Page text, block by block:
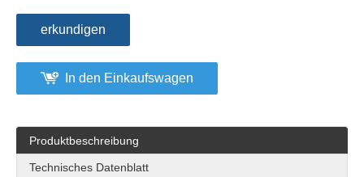
erkundigen
In den Einkaufswagen
Produktbeschreibung
Technisches Datenblatt